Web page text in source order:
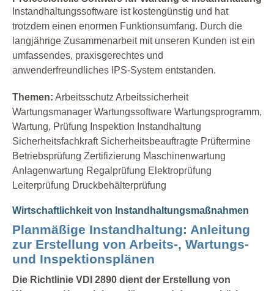
Instandhaltungssoftware ist kostengünstig und hat
trotzdem einen enormen Funktionsumfang. Durch die
langjährige Zusammenarbeit mit unseren Kunden ist ein
umfassendes, praxisgerechtes und
anwenderfreundliches IPS-System entstanden.
Themen: Arbeitsschutz Arbeitssicherheit
Wartungsmanager Wartungssoftware Wartungsprogramm,
Wartung, Prüfung Inspektion Instandhaltung
Sicherheitsfachkraft Sicherheitsbeauftragte Prüftermine
Betriebsprüfung Zertifizierung Maschinenwartung
Anlagenwartung Regalprüfung Elektroprüfung
Leiterprüfung Druckbehälterprüfung
Wirtschaftlichkeit von Instandhaltungsmaßnahmen
Planmäßige Instandhaltung: Anleitung
zur Erstellung von Arbeits-, Wartungs-
und Inspektionsplänen
Die Richtlinie VDI 2890 dient der Erstellung von